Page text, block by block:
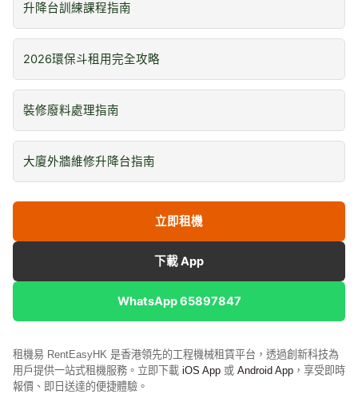
升降台訓練課程指南
2026環保斗租用完全攻略
裝修廢料處理指南
大廈外牆維修升降台指南
立即租機
下載 App
WhatsApp 65897847
租機易 RentEasyHK 是香港領先的工程機械租賃平台，透過創新科技為
用戶提供一站式租機服務。立即下載 iOS App 或 Android App ，享受即時
報價、即日送達的便捷體驗。